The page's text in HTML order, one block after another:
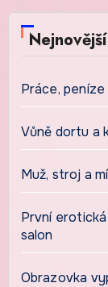
Práce,
Vůně dortu a
Muž, stroj a
První
salon
Obrazovka